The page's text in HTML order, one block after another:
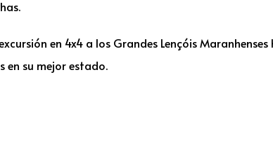
en 4x4 a los Grandes Lençóis
en su mejor estado.